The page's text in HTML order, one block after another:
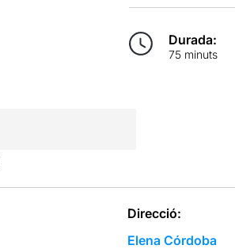
Durada:
75 minuts
Direcció:
Elena Córdoba